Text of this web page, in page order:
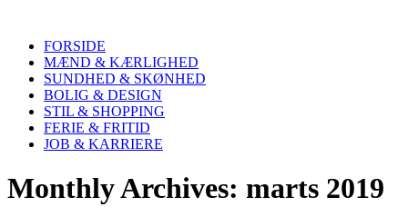
FORSIDE
MÆND & KÆRLIGHED
SUNDHED & SKØNHED
BOLIG & DESIGN
STIL & SHOPPING
FERIE & FRITID
JOB & KARRIERE
Monthly Archives: marts 2019